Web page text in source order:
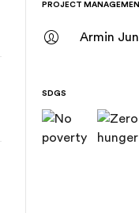
PROJECT
Armin
SDGS